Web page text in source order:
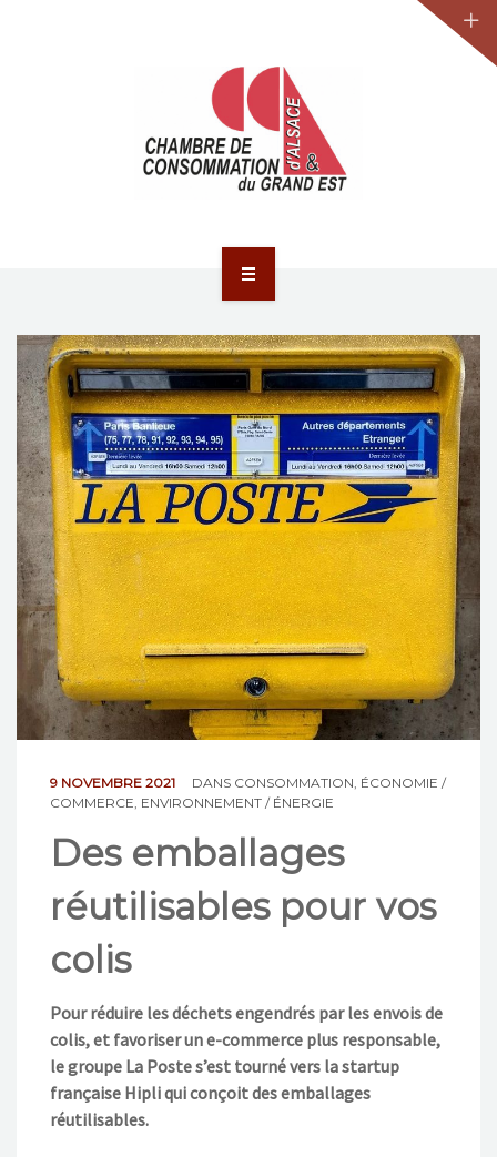
ACTUALITÉS
JURIDIQUE
LA CCA-GE
NOS ACTIONS
CONTACT
9 NOVEMBRE 2021 DANS CONSOMMATION, ÉCONOMIE /
COMMERCE, ENVIRONNEMENT / ÉNERGIE
Des emballages
réutilisables pour vos
colis
Pour réduire les déchets engendrés par les envois de
colis, et favoriser un e-commerce plus responsable,
le groupe La Poste s’est tourné vers la startup
française Hipli qui conçoit des emballages
réutilisables.